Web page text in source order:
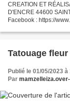
CREATION ET
D'ENCRE 44600
Facebook : https://
Tatouage fleur
Publié le 01/05/2023 à
Par